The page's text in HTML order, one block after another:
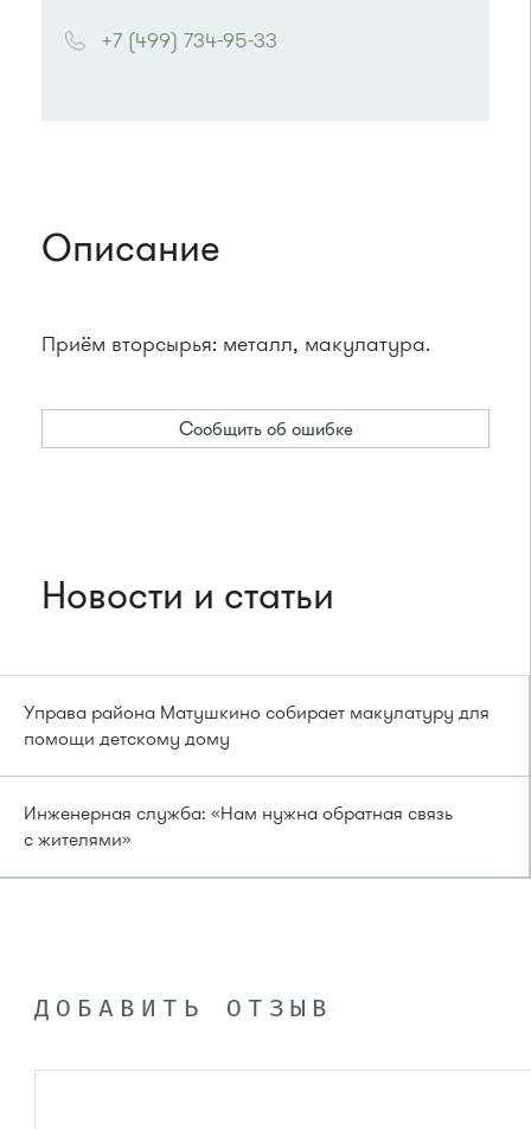
Автобусы № 1, 8, 10, 12, 13, 15, 23, 29.
Маршрутка № 128, 408м, 431м, 476м, 720м,
+7 (499) 734-95-33
Описание
Приём вторсырья: металл, макулатура.
Сообщить об ошибке
Новости и статьи
Управа района Матушкино собирает макулатуру для
помощи детскому дому
Инженерная служба: «Нам нужна обратная связь
с жителями»
ДОБАВИТЬ ОТЗЫВ